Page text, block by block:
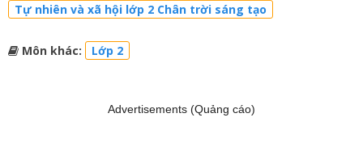
Tự nhiên và xã hội lớp 2 Chân trời sáng tạo
Môn khác: Lớp 2
Advertisements (Quảng cáo)